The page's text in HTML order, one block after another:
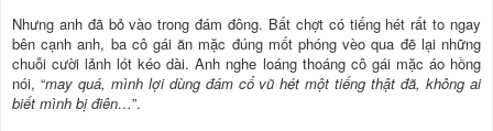
Nhưng anh đã bỏ vào trong đám đông. Bất chợt có tiếng hét rất to ngay
bên cạnh anh, ba cô gái ăn mặc đúng mốt phóng vèo qua đẽ lại những
chuỗi cười lảnh lót kéo dài. Anh nghe loáng thoáng cô gái mặc áo hồng
nói, “may quá, mình lợi dùng đám cổ vũ hét một tiếng thật đã, không ai
biết mình bị điên…”.